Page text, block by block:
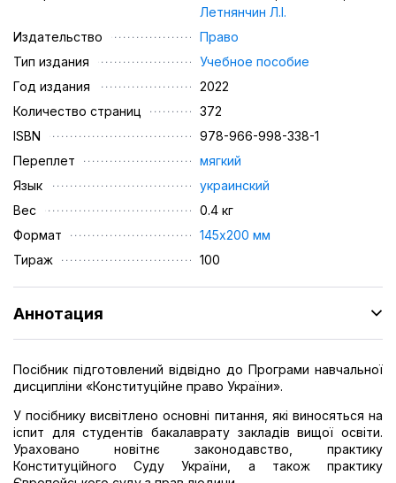
Летнянчин Л.І.
Издательство
Право
Тип издания
Учебное пособие
Год издания
2022
Количество страниц
372
ISBN
978-966-998-338-1
Переплет
мягкий
Язык
украинский
Вес
0.4 кг
Формат
145х200 мм
Тираж
100
Аннотация
Посібник підготовлений відвідно до Програми навчальної
дисципліни «Конституційне право України».
У посібнику висвітлено основні питання, які виносяться на
іспит для студентів бакалаврату закладів вищої освіти.
Ураховано новітнє законодавство, практику
Конституційного Суду України, а також практику